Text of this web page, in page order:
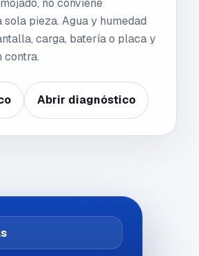
no conviene
pieza. Agua y humedad
carga, batería o placa y
contra.
Abrir diagnóstico